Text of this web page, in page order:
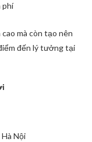
phí
mà còn tạo nên
đến lý tưởng tại
Nội